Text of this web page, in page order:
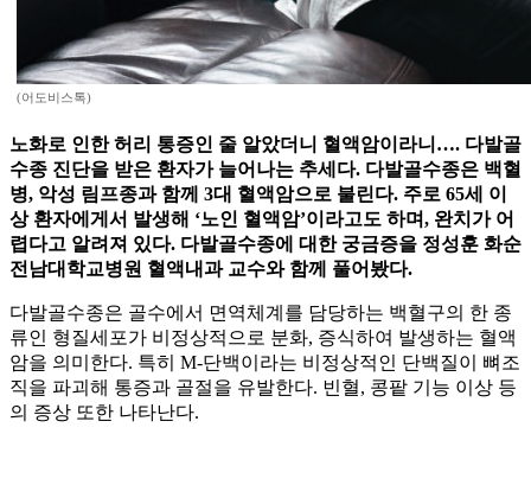
(어도비스톡)
노화로 인한 허리 통증인 줄 알았더니 혈액암이라니…. 다발골
수종 진단을 받은 환자가 늘어나는 추세다. 다발골수종은 백혈
병, 악성 림프종과 함께 3대 혈액암으로 불린다. 주로 65세 이
상 환자에게서 발생해 ‘노인 혈액암’이라고도 하며, 완치가 어
렵다고 알려져 있다. 다발골수종에 대한 궁금증을 정성훈 화순
전남대학교병원 혈액내과 교수와 함께 풀어봤다.
다발골수종은 골수에서 면역체계를 담당하는 백혈구의 한 종
류인 형질세포가 비정상적으로 분화, 증식하여 발생하는 혈액
암을 의미한다. 특히 M-단백이라는 비정상적인 단백질이 뼈조
직을 파괴해 통증과 골절을 유발한다. 빈혈, 콩팥 기능 이상 등
의 증상 또한 나타난다.